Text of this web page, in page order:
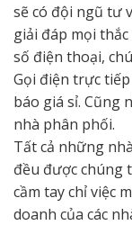
sẽ có đội ngũ tư
giải đáp mọi thắc
số điện thoại,
Gọi điện trực
báo giá sỉ. Cũng
nhà phân phối.
Tất cả những
đều được chúng
cầm tay chỉ việc
doanh của các